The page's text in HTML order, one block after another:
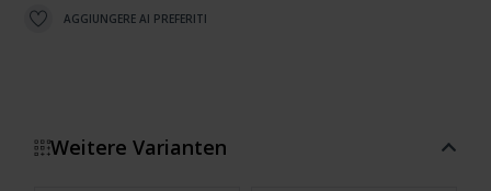
AGGIUNGERE AI PREFERITI
Weitere Varianten